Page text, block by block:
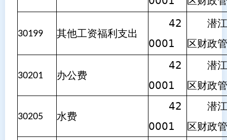
30199 其他工资福利支出
42
0001
潜江
区财政
30201 办公费
42
0001
潜江
区财政
30205 水费
42
0001
潜江
区财政